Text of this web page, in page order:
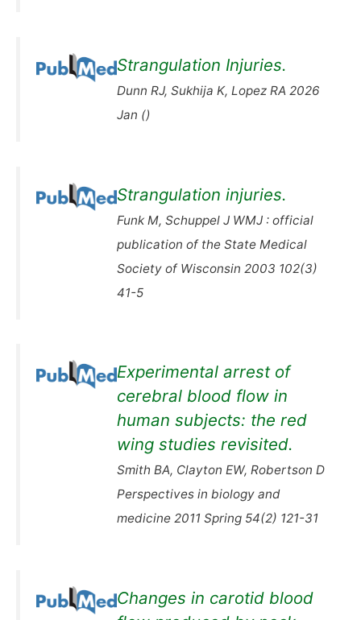
Strangulation Injuries.
Dunn RJ, Sukhija K, Lopez RA 2026
Jan ()
Strangulation injuries.
Funk M, Schuppel J WMJ : official
publication of the State Medical
Society of Wisconsin 2003 102(3)
41-5
Experimental arrest of
cerebral blood flow in
human subjects: the red
wing studies revisited.
Smith BA, Clayton EW, Robertson D
Perspectives in biology and
medicine 2011 Spring 54(2) 121-31
Changes in carotid blood